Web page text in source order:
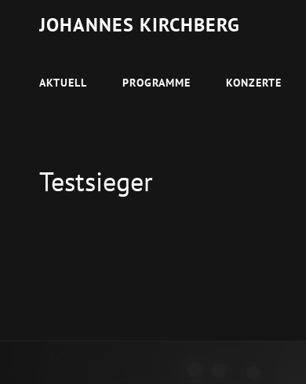
JOHANNES KIRCHBERG
AKTUELL PROGRAMME KONZERTE
Testsieger